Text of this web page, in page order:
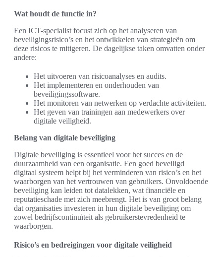
Wat houdt de functie in?
Een ICT-specialist focust zich op het analyseren van
beveiligingsrisico’s en het ontwikkelen van strategieën om
deze risicos te mitigeren. De dagelijkse taken omvatten onder
andere:
Het uitvoeren van risicoanalyses en audits.
Het implementeren en onderhouden van
beveiligingssoftware.
Het monitoren van netwerken op verdachte activiteiten.
Het geven van trainingen aan medewerkers over
digitale veiligheid.
Belang van digitale beveiliging
Digitale beveiliging is essentieel voor het succes en de
duurzaamheid van een organisatie. Een goed beveiligd
digitaal systeem helpt bij het verminderen van risico’s en het
waarborgen van het vertrouwen van gebruikers. Onvoldoende
beveiliging kan leiden tot datalekken, wat financiële en
reputatieschade met zich meebrengt. Het is van groot belang
dat organisaties investeren in hun digitale beveiliging om
zowel bedrijfscontinuïteit als gebruikerstevredenheid te
waarborgen.
Risico’s en bedreigingen voor digitale veiligheid